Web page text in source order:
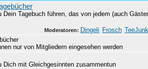
Dein Tagebuch führen, das von jedem (auch
Moderatoren: Dingeli Frosch
nur von Mitgliedern eingesehen werden
Dich mit Gleichgesinnten zusammentun